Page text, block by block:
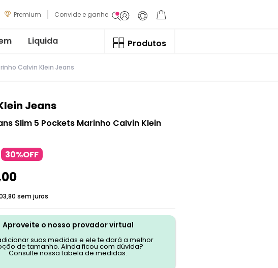
Premium Convide e ganhe
Liquida Produtos
Calvin Klein Jeans
Jeans
Slim 5 Pockets Marinho Calvin Klein
30%OFF
00
,80 sem juros
Aproveite o nosso provador virtual
suas medidas e ele te dará a melhor
de tamanho. Ainda ficou com dúvida?
Consulte nossa tabela de medidas.